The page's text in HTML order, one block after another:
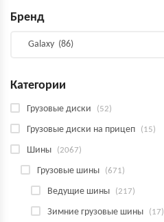
Бренд
Категории
Грузовые диски (52)
Грузовые диски на прицеп (15)
Шины (2067)
Грузовые шины (671)
Ведущие шины (217)
Зимние грузовые шины (17)